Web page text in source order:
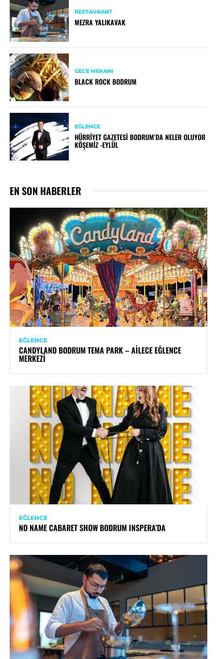
RESTAURANT
MEZRA YALIKAVAK
GECE MEKANI
BLACK ROCK BODRUM
EĞLENCE
HÜRRIYET GAZETESI BODRUM’DA NELER OLUYOR
KÖŞEMIZ -EYLÜL
EN SON HABERLER
EĞLENCE
CANDYLAND BODRUM TEMA PARK – AILECE EĞLENCE
MERKEZI
EĞLENCE
NO NAME CABARET SHOW BODRUM INSPERA’DA